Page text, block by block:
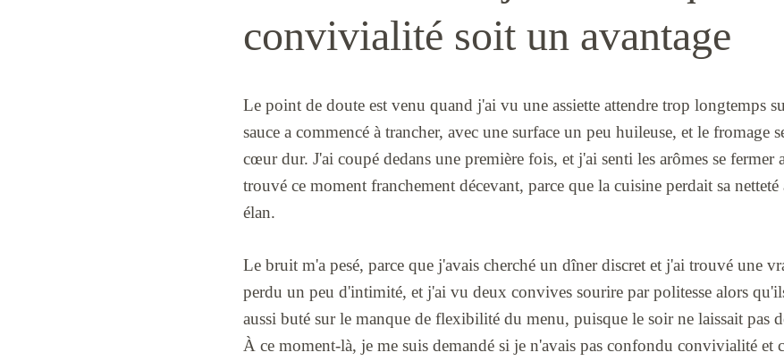
convivialité soit un avantage
Le point de doute est venu quand j'ai vu une assiette attendre trop longtemps
sauce a commencé à trancher, avec une surface un peu huileuse, et le fromage
cœur dur. J'ai coupé dedans une première fois, et j'ai senti les arômes se fermer
trouvé ce moment franchement décevant, parce que la cuisine perdait sa
élan.
Le bruit m'a pesé, parce que j'avais cherché un dîner discret et j'ai trouvé une
perdu un peu d'intimité, et j'ai vu deux convives sourire par politesse alors
aussi buté sur le manque de flexibilité du menu, puisque le soir ne laissait pas
À ce moment-là, je me suis demandé si je n'avais pas confondu convivialité et